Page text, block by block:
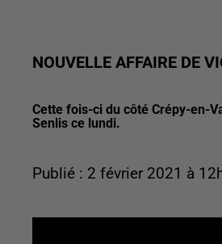
NOUVELLE AFFAIRE DE
Cette fois-ci du côté Crépy-en-
Senlis ce lundi.
Publié : 2 février 2021 à